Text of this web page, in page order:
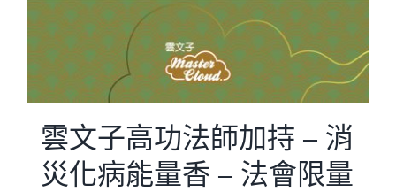
雲文子高功法師加持 – 消
災化病能量香 – 法會限量